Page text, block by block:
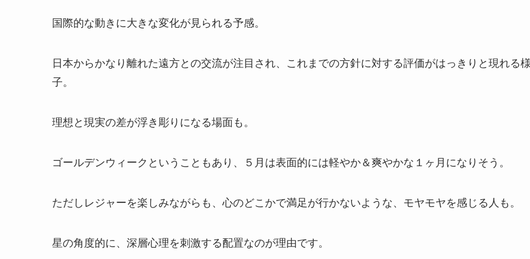
国際的な動きに大きな変化が見られる予感。
日本からかなり離れた遠方との交流が注目され、これまでの方針に対する評価がはっきりと現れる
子。
理想と現実の差が浮き彫りになる場面も。
ゴールデンウィークということもあり、５月は表面的には軽やか＆爽やかな１ヶ月になりそう。
ただしレジャーを楽しみながらも、心のどこかで満足が行かないような、モヤモヤを感じる人も。
星の角度的に、深層心理を刺激する配置なのが理由です。